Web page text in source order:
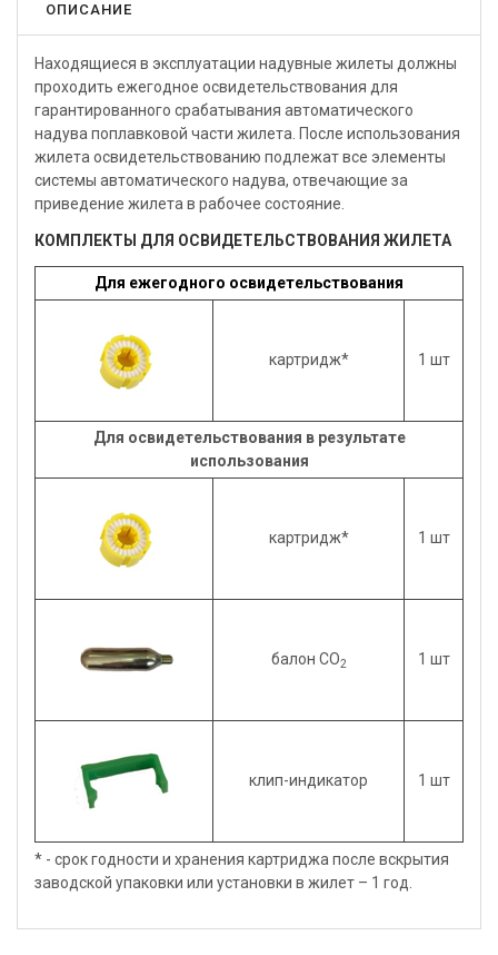
ОПИСАНИЕ
Находящиеся в эксплуатации надувные жилеты должны
проходить ежегодное освидетельствования для
гарантированного срабатывания автоматического
надува поплавковой части жилета. После использования
жилета освидетельствованию подлежат все элементы
системы автоматического надува, отвечающие за
приведение жилета в рабочее состояние.
КОМПЛЕКТЫ ДЛЯ ОСВИДЕТЕЛЬСТВОВАНИЯ ЖИЛЕТА
Для ежегодного освидетельствования
картридж* 1 шт
Для освидетельствования в результате
использования
картридж* 1 шт
балон СО2 1 шт
клип-индикатор 1 шт
* - cрок годности и хранения картриджа после вскрытия
заводской упаковки или установки в жилет – 1 год.